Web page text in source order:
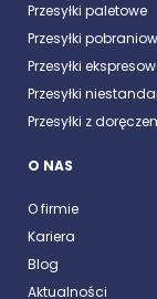
Przesyłki paletowe
Przesyłki
Przesyłki
Przesyłki
Przesyłki z
O NAS
O firmie
Kariera
Blog
Aktualności